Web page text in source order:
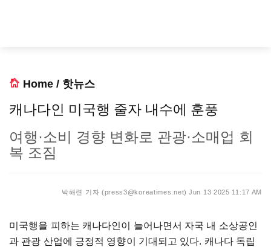
Home / 핫뉴스
캐나다인 미국행 줄자 내수에 훈풍
여행·소비 경향 변화로 관광·소매업 회
복 조짐
박해련 기자 (press3@koreatimes.net) Jun 13 2025 11:17 AM
미국행을 피하는 캐나다인이 늘어나면서 자국 내 소상공인
과 관광 산업에 긍정적 영향이 기대되고 있다. 캐나다 독립